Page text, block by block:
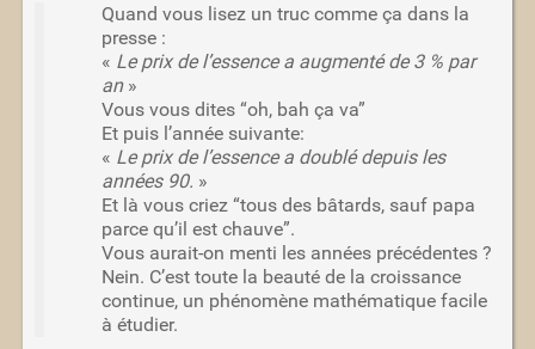
Quand vous lisez un truc comme ça dans la
presse :
« Le prix de l’essence a augmenté de 3 % par
an»
Vous vous dites “oh, bah ça va”
Et puis l’année suivante:
« Le prix de l’essence a doublé depuis les
années 90. »
Et là vous criez “tous des bâtards, sauf papa
parce qu’il est chauve”.
Vous aurait-on menti les années précédentes ?
Nein. C’est toute la beauté de la croissance
continue, un phénomène mathématique facile
à étudier.